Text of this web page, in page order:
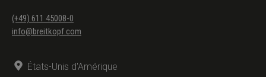
(+49) 611 45008-0
info@breitkopf.com
États-Unis d'Amérique